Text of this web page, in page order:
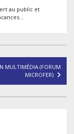
au public et
MULTIMÉDIA (FORUM
MICROFER)